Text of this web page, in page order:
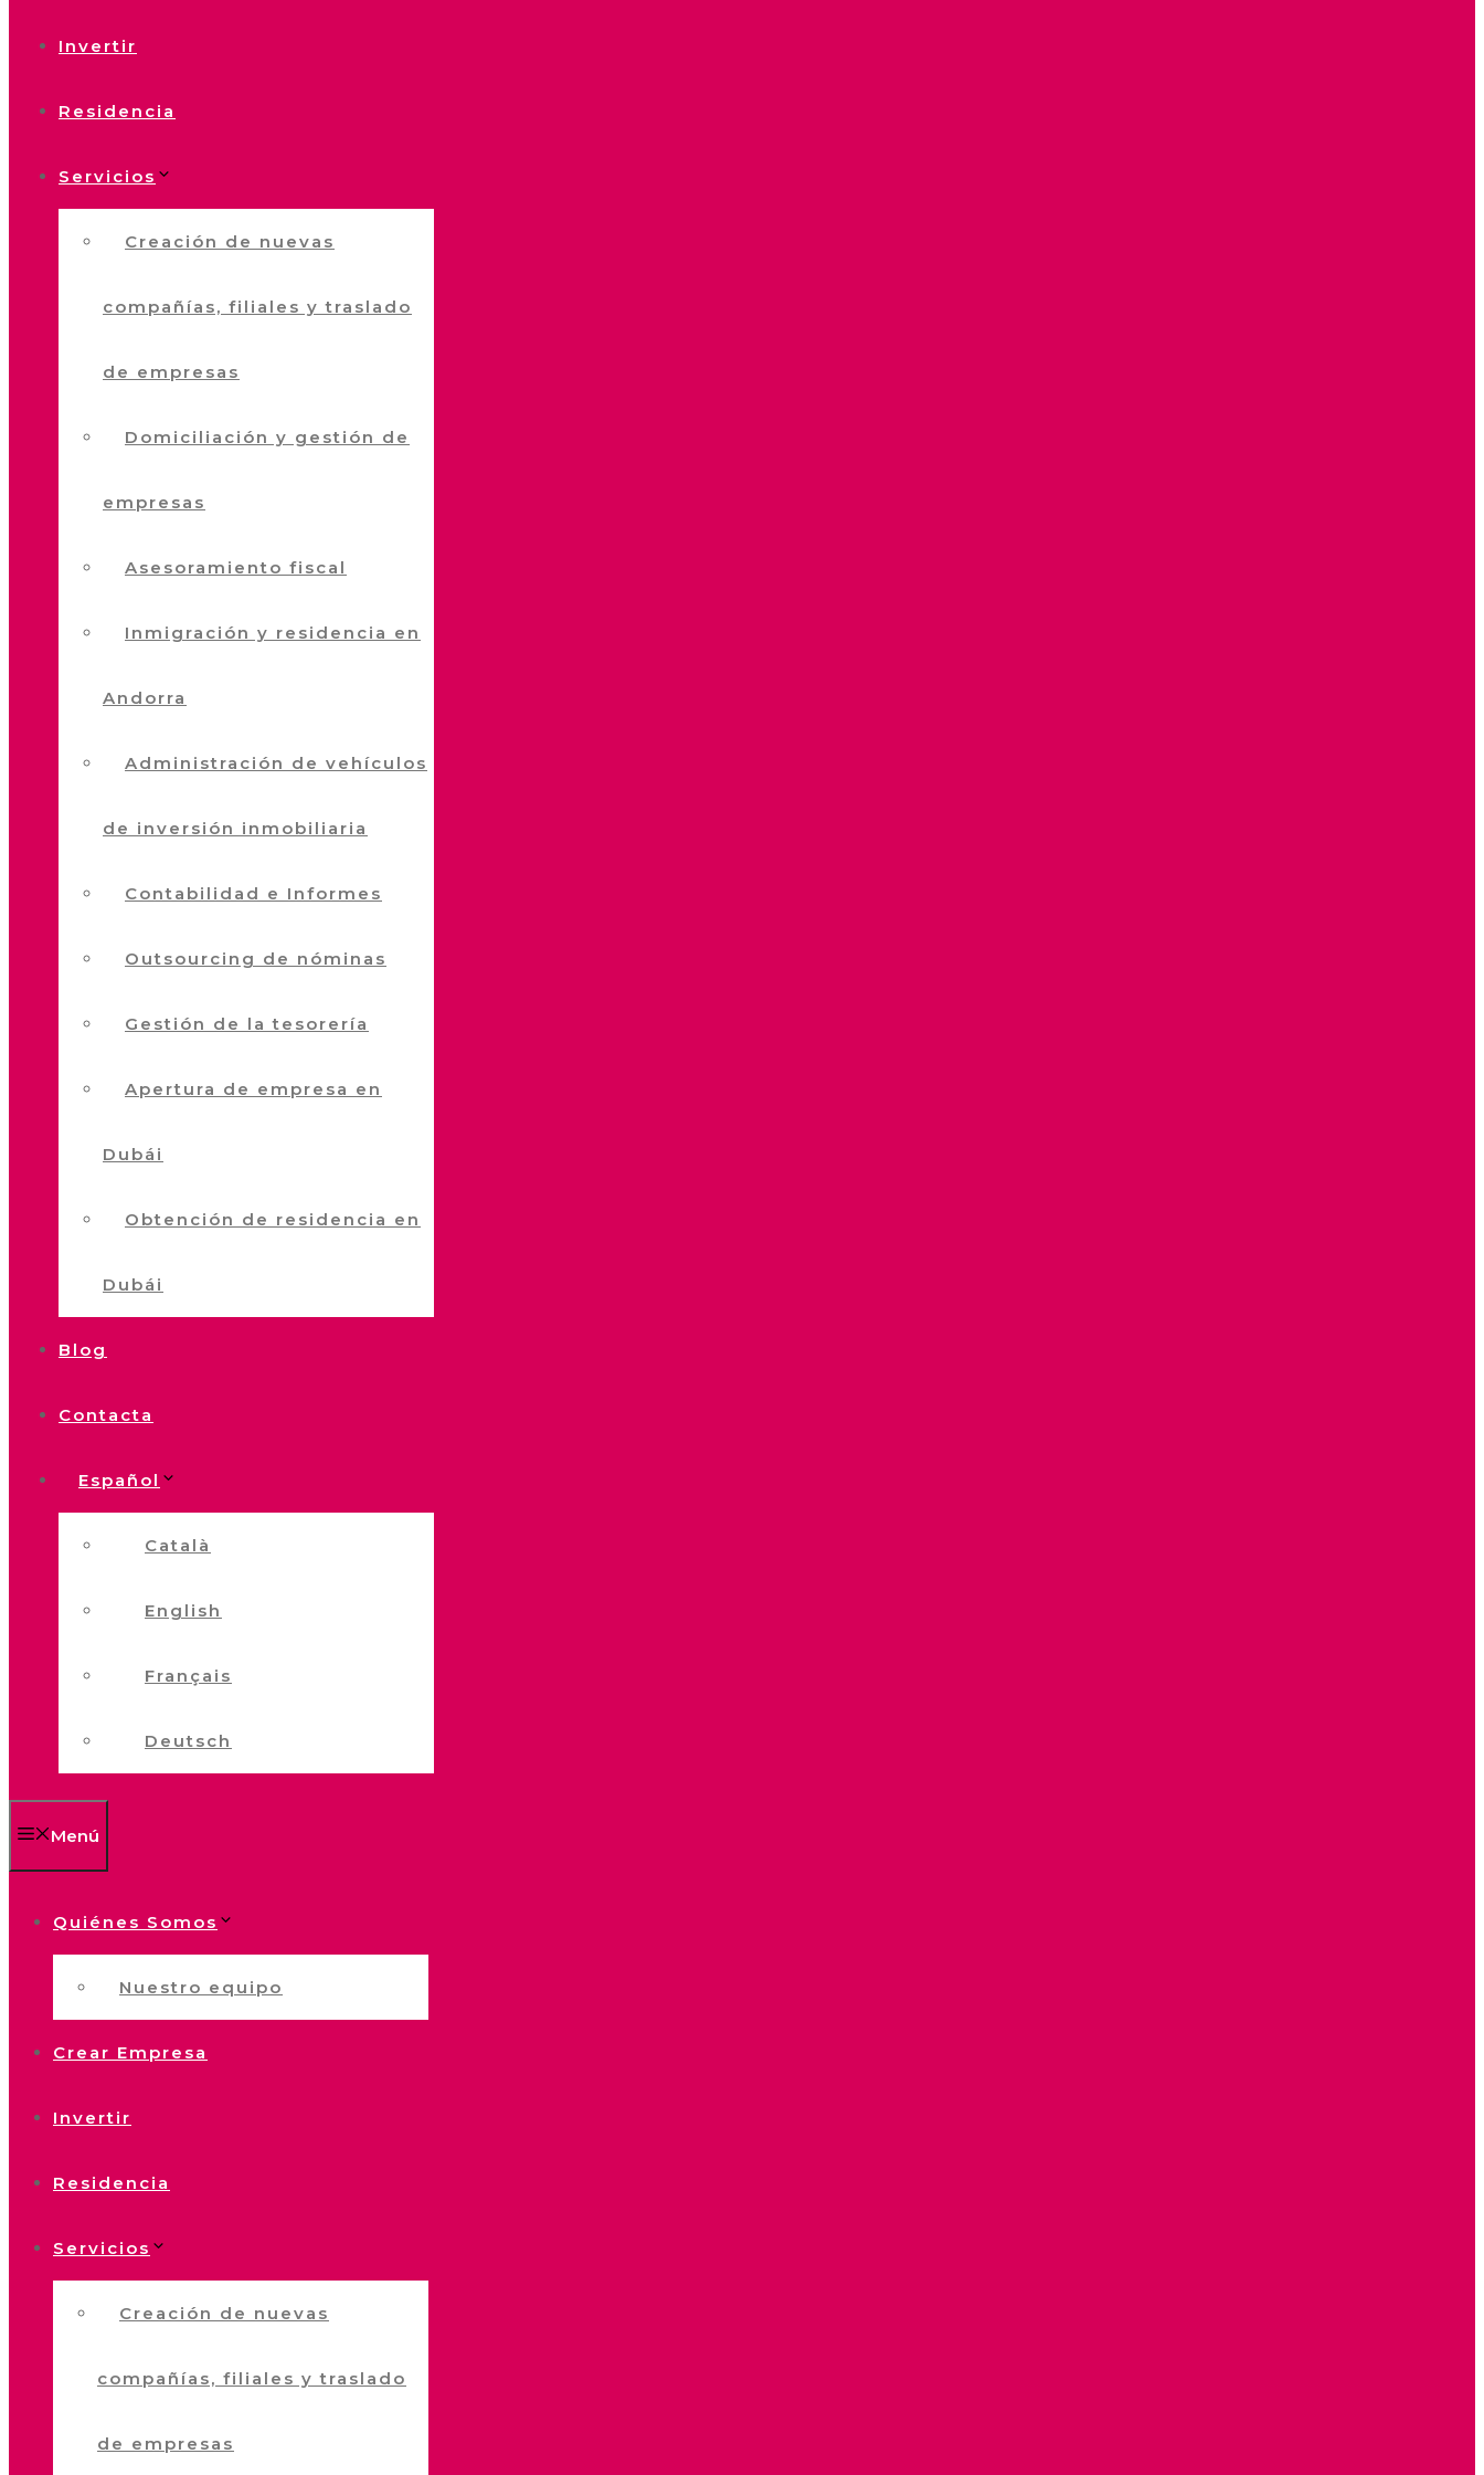
Invertir
Residencia
Servicios
Creación de nuevas
compañías, filiales y traslado
de empresas
Domiciliación y gestión de
empresas
Asesoramiento fiscal
Inmigración y residencia en
Andorra
Administración de vehículos
de inversión inmobiliaria
Contabilidad e Informes
Outsourcing de nóminas
Gestión de la tesorería
Apertura de empresa en
Dubái
Obtención de residencia en
Dubái
Blog
Contacta
Español
Català
English
Français
Deutsch
Menú
Quiénes Somos
Nuestro equipo
Crear Empresa
Invertir
Residencia
Servicios
Creación de nuevas
compañías, filiales y traslado
de empresas